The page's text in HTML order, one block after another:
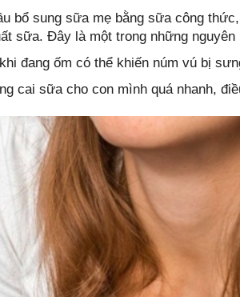
bổ sung sữa mẹ bằng sữa công
sữa. Đây là một trong những
đang ốm có thể khiến núm vú bị
cai sữa cho con mình quá nhanh,